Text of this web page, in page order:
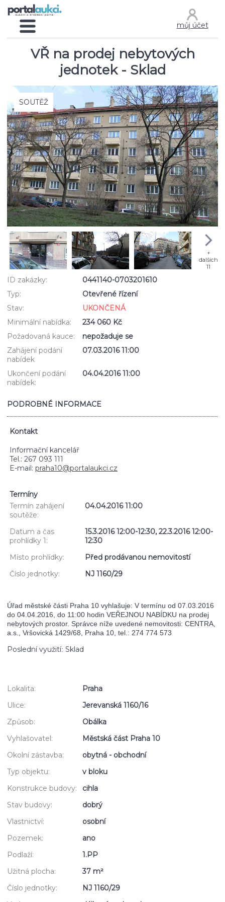
VŘ na prodej nebytových
jednotek - Sklad
SOUTĚŽ
+
dalších
11
ID zakázky:
0441140-0703201610
Typ:
Otevřené řízení
Stav:
UKONČENÁ
Minimální nabídka:
234 060 Kč
Požadovaná kauce:
nepožaduje se
Zahájení podání
nabídek
07.03.2016 11:00
Ukončení podání
nabídek:
04.04.2016 11:00
PODROBNÉ INFORMACE
Kontakt
Informační kancelář
Tel.: 267 093 111
E-mail: praha10@portalaukci.cz
Termíny
Termín zahájení
soutěže:
04.04.2016 11:00
Datum a čas
prohlídky 1:
15.3.2016 12:00-12:30, 22.3.2016 12:00-
12:30
Místo prohlídky:
Před prodávanou nemovitostí
Číslo jednotky:
NJ 1160/29
Úřad městské části Praha 10 vyhlašuje: V termínu od 07.03.2016
do 04.04.2016, do 11:00 hodin VEŘEJNOU NABÍDKU na prodej
nebytových prostor. Správce níže uvedené nemovitosti: CENTRA,
a.s., Vršovická 1429/68, Praha 10, tel.: 274 774 573
Poslední využití: Sklad
Lokalita:
Praha
Ulice:
Jerevanská 1160/16
Způsob:
Obálka
Vyhlašovatel:
Městská část Praha 10
Okolní zástavba:
obytná - obchodní
Typ objektu:
v bloku
Konstrukce budovy:
cihla
Stav budovy:
dobrý
Vlastnictví:
osobní
Pozemek:
ano
Podlaží:
1.PP
Užitná plocha:
37 m²
Číslo jednotky:
NJ 1160/29
můj účet